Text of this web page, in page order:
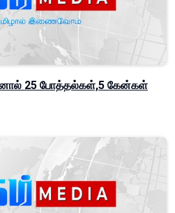
25 போத்தல்கள்,5 கேன்கள்